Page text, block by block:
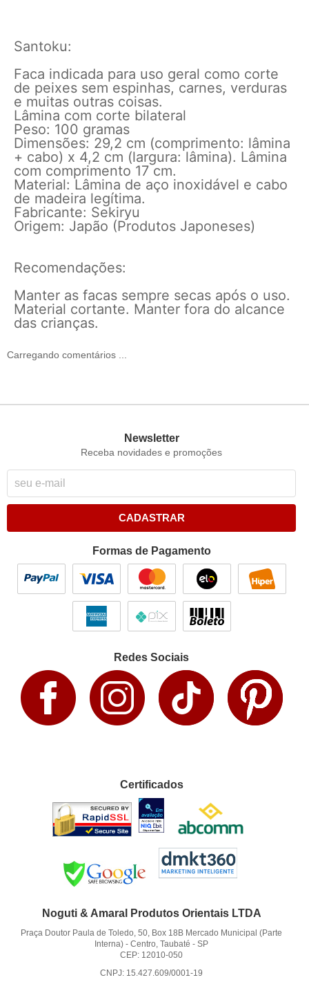
Santoku:
Faca indicada para uso geral como corte
de peixes sem espinhas, carnes, verduras
e muitas outras coisas.
Lâmina com corte bilateral
Peso: 100 gramas
Dimensões: 29,2 cm (comprimento: lâmina
+ cabo) x 4,2 cm (largura: lâmina). Lâmina
com comprimento 17 cm.
Material: Lâmina de aço inoxidável e cabo
de madeira legítima.
Fabricante: Sekiryu
Origem: Japão (Produtos Japoneses)
Recomendações:
Manter as facas sempre secas após o uso.
Material cortante. Manter fora do alcance
das crianças.
Carregando comentários ...
Newsletter
Receba novidades e promoções
CADASTRAR
Formas de Pagamento
Redes Sociais
Certificados
Noguti & Amaral Produtos Orientais LTDA
Praça Doutor Paula de Toledo, 50, Box 18B Mercado Municipal (Parte
Interna) -Centro, Taubaté -SP
CEP: 12010-050
CNPJ: 15.427.609/0001-19